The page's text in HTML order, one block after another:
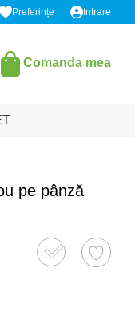
Preferințe Intrare
Comanda mea
pe pânză